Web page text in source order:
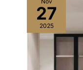
27
2025